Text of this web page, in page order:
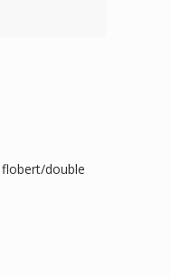
double